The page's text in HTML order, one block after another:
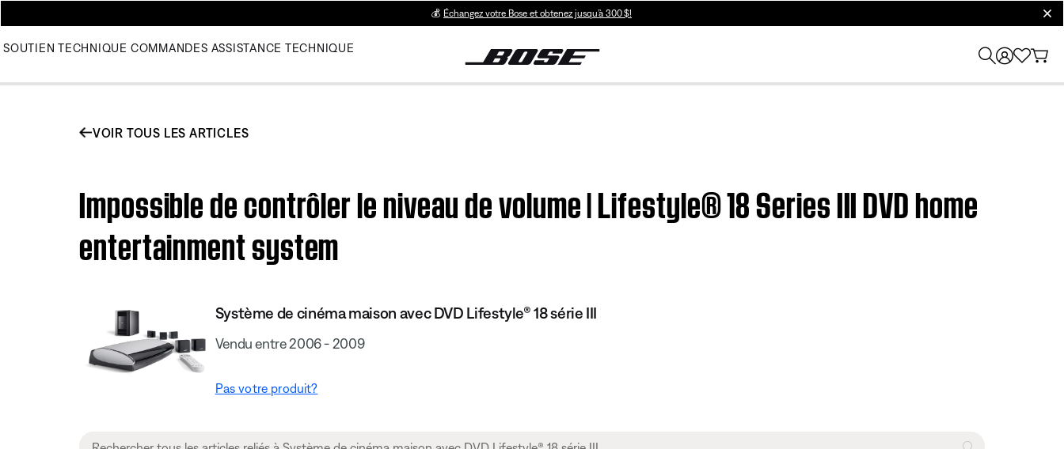
💰 Échangez votre Bose et obtenez jusqu’à 300 $!
SOUTIEN TECHNIQUE COMMANDES ASSISTANCE TECHNIQUE
VOIR TOUS LES ARTICLES
Impossible de contrôler le niveau de volume | Lifestyle® 18 Series III DVD home
entertainment system
Système de cinéma maison avec DVD Lifestyle® 18 série III
Vendu entre 2006 - 2009
Pas votre produit?